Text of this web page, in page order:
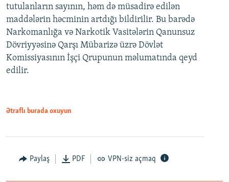
tutulanların sayının, həm də müsadirə edilən
maddələrin həcminin artdığı bildirilir. Bu barədə
Narkomanlığa və Narkotik Vasitələrin Qanunsuz
Dövriyyəsinə Qarşı Mübarizə üzrə Dövlət
Komissiyasının İşçi Qrupunun məlumatında qeyd
edilir.
Ətraflı burada oxuyun
Paylaş PDF VPN-siz açmaq